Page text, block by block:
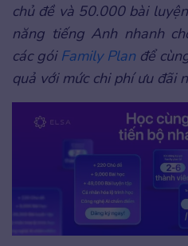
chủ đề và 50.000 bài
năng tiếng Anh nhanh
các gói Family Planđể
quả với mức chi phí ưu đãi